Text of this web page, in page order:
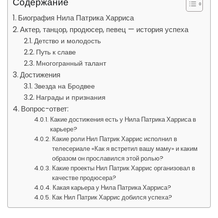
Биография Нила Патрика Харриса
Актер, танцор, продюсер, певец — история успеха
Детство и молодость
Путь к славе
Многогранный талант
Достижения
Звезда на Бродвее
Награды и признания
Вопрос-ответ:
Какие достижения есть у Нила Патрика Харриса в
карьере?
Какие роли Нил Патрик Харрис исполнил в
телесериале «Как я встретил вашу маму» и каким
образом он прославился этой ролью?
Какие проекты Нил Патрик Харрис организовал в
качестве продюсера?
Какая карьера у Нила Патрика Харриса?
Как Нил Патрик Харрис добился успеха?